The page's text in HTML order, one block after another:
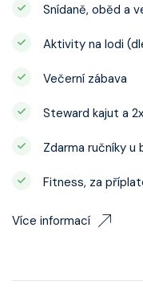
Snídaně, oběd a
Aktivity na lodi
Večerní zábava
Steward kajut a
Zdarma ručníky u
Fitness, za
Více informací